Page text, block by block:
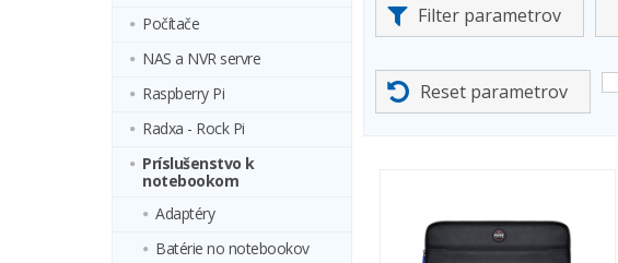
Počítače
NAS a NVR servre
Raspberry Pi
Radxa - Rock Pi
Príslušenstvo k
notebookom
Adaptéry
Batérie no notebookov
Filter parametrov
Reset parametrov